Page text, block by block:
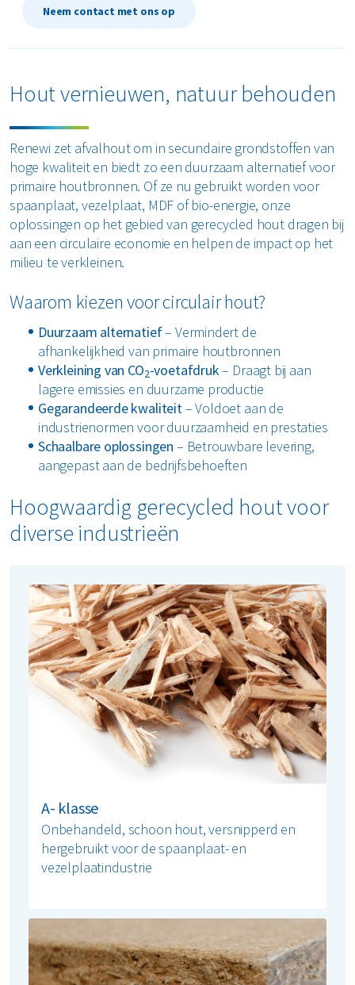
Alle soorten afval
Neem contact met ons op
Hout vernieuwen, natuur behouden
Renewi zet afvalhout om in secundaire grondstoffen van
hoge kwaliteit en biedt zo een duurzaam alternatief voor
primaire houtbronnen. Of ze nu gebruikt worden voor
spaanplaat, vezelplaat, MDF of bio-energie, onze
oplossingen op het gebied van gerecycled hout dragen bij
aan een circulaire economie en helpen de impact op het
milieu te verkleinen.
Waarom kiezen voor circulair hout?
Duurzaam alternatief– Vermindert de
afhankelijkheid van primaire houtbronnen
Verkleining van CO2-voetafdruk– Draagt bij aan
lagere emissies en duurzame productie
Gegarandeerde kwaliteit– Voldoet aan de
industrienormen voor duurzaamheid en prestaties
Schaalbare oplossingen – Betrouwbare levering,
aangepast aan de bedrijfsbehoeften
Hoogwaardig gerecycled hout voor
diverse industrieën
A- klasse
Onbehandeld, schoon hout, versnipperd en
hergebruikt voor de spaanplaat- en
vezelplaatindustrie